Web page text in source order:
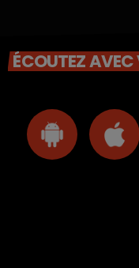
ÉCOUTEZ AVEC